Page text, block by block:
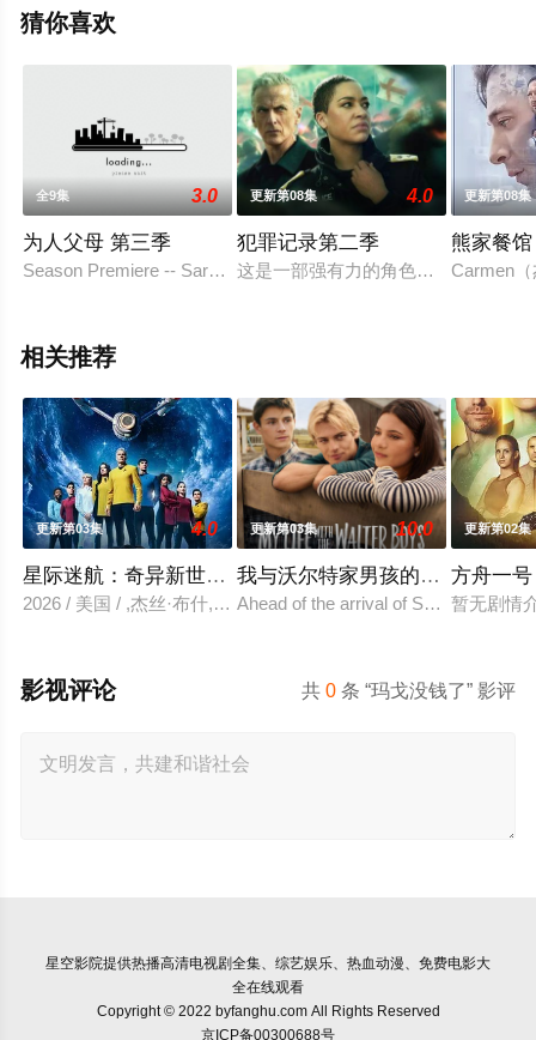
斯蒂,迈克尔·沃克耶,克里斯·杰里科,萨莎·戴蒙德,等明星演
版电视剧全集就上星空影视，更多相关信息可移步至豆瓣
电视剧、电视猫或剧情网等平台了解。
。
猜你喜欢
全9集 3.0
为人父母 第三季
Season Premiere -- Sarah Braverman celebrates her 40th birth
更新第08集 4.0
犯罪记录第二季
这是一部强有力的角色驱动型惊悚剧
更新第08集
熊家餐
Carmen
相关推荐
更新第03集 4.0
星际迷航：奇异新世界 第四季
2026 / 美国 / ,杰丝·布什,克里斯蒂娜·钟,西莉亚·罗丝·古丁,阿德
更新第03集 10.0
我与沃尔特家男孩的生活 第三季
Ahead of the arrival of Season 2,
更新第02集
方舟一
暂无剧情
共0 条 “玛戈没钱了” 影评
影视评论
星空影院提供热播高清电视剧全集、综艺娱乐、热血动漫、免费电影大
全在线观看
Copyright © 2022 byfanghu.com All Rights Reserved
京ICP备00300688号